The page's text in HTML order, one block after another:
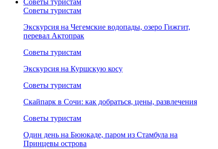
Советы туристам
Советы туристам
Экскурсия на Чегемские водопады, озеро Гижгит,
перевал Актопрак
Советы туристам
Экскурсия на Куршскую косу
Советы туристам
Скайпарк в Сочи: как добраться, цены, развлечения
Советы туристам
Один день на Бююкаде, паром из Стамбула на
Принцевы острова